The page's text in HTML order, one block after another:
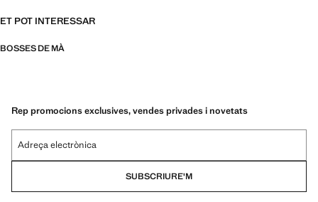
ET POT INTERESSAR
BOSSES DE MÀ
Rep promocions exclusives, vendes privades i novetats
Adreça electrònica
SUBSCRIURE'M